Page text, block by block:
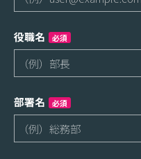
役職名 必須
部署名 必須